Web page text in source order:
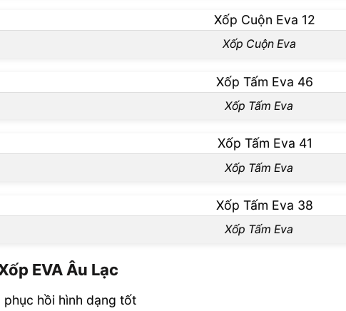
Xốp Cuộn Eva
Xốp Tấm Eva
Xốp Tấm Eva
Xốp Tấm Eva
EVA Âu Lạc
phục hồi hình dạng tốt